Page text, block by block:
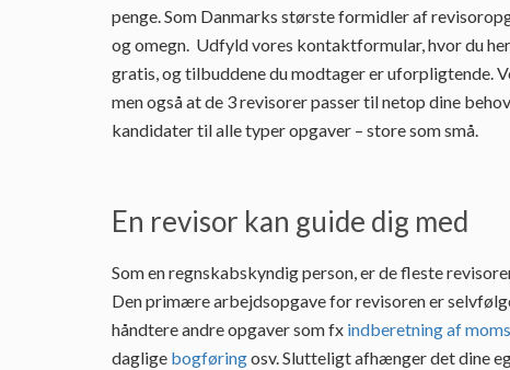
penge. Som Danmarks største formidler af
og omegn. Udfyld vores kontaktformular, hvor du
gratis, og tilbuddene du modtager er uforpligtende.
men også at de 3 revisorer passer til netop dine
kandidater til alle typer opgaver – store som små.
En revisor kan guide dig med
Som en regnskabskyndig person, er de fleste
Den primære arbejdsopgave for revisoren er
håndtere andre opgaver som fx indberetning af moms
daglige bogføringosv. Slutteligt afhænger det dine